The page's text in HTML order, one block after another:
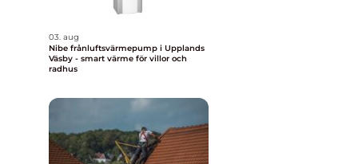
03. aug
Nibe frånluftsvärmepump i Upplands
Väsby - smart värme för villor och
radhus